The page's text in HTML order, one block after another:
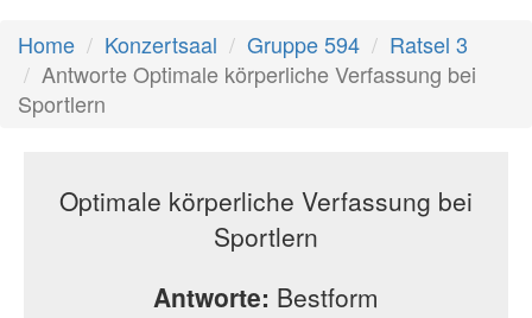
Home Konzertsaal Gruppe 594
Ratsel 3
Antworte Optimale körperliche Verfassung bei
Sportlern
Optimale körperliche Verfassung bei
Sportlern
Antworte: Bestform